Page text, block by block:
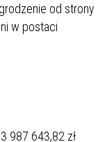
od strony
w postaci
987 643,82 zł